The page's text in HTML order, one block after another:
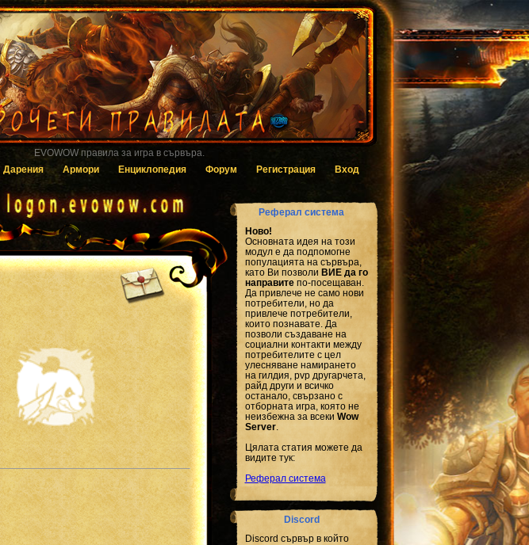
Гласувайте за EVOWOW чрез системата за гласуване.
Дарения Армори Енциклопедия Форум Регистрация Вход
Реферал система
Ново!
Основната идея на този
модул е да подпомогне
популацията на сървъра,
като Ви позволи ВИЕ да го
направитепо-посещаван.
Да привлече не само нови
потребители, но да
привлече потребители,
които познавате. Да
позволи създаване на
социални контакти между
потребителите с цел
улесняване намирането
на гилдия, pvp другарчета,
райд други и всичко
останало, свързано с
отборната игра, която не
неизбежна за всеки Wow
Server.
Цялата статия можете да
видите тук:
Реферал система
Discord
Discord сървър в който